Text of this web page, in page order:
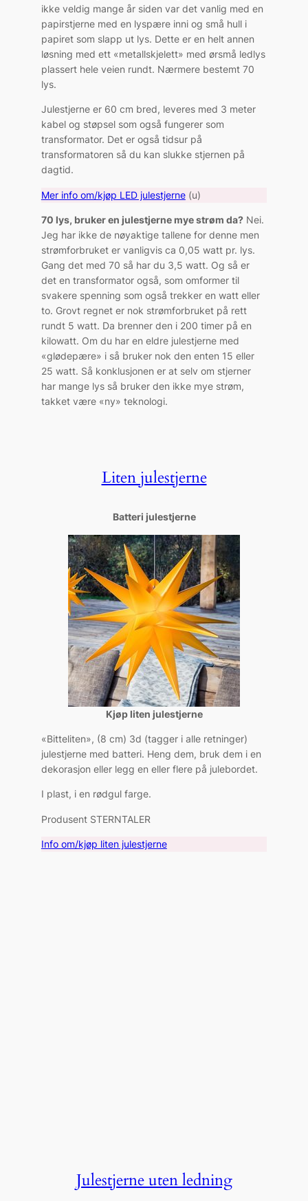
ikke veldig mange år siden var det vanlig med en
papirstjerne med en lyspære inni og små hull i
papiret som slapp ut lys. Dette er en helt annen
løsning med ett «metallskjelett» med ørsmå ledlys
plassert hele veien rundt. Nærmere bestemt 70
lys.
Julestjerne er 60 cm bred, leveres med 3 meter
kabel og støpsel som også fungerer som
transformator. Det er også tidsur på
transformatoren så du kan slukke stjernen på
dagtid.
Mer info om/kjøp LED julestjerne(u)
70 lys, bruker en julestjerne mye strøm da?Nei.
Jeg har ikke de nøyaktige tallene for denne men
strømforbruket er vanligvis ca 0,05 watt pr. lys.
Gang det med 70 så har du 3,5 watt. Og så er
det en transformator også, som omformer til
svakere spenning som også trekker en watt eller
to. Grovt regnet er nok strømforbruket på rett
rundt 5 watt. Da brenner den i 200 timer på en
kilowatt. Om du har en eldre julestjerne med
«glødepære» i så bruker nok den enten 15 eller
25 watt. Så konklusjonen er at selv om stjerner
har mange lys så bruker den ikke mye strøm,
takket være «ny» teknologi.
Liten julestjerne
Batteri julestjerne
Kjøp liten julestjerne
«Bitteliten», (8 cm) 3d (tagger i alle retninger)
julestjerne med batteri. Heng dem, bruk dem i en
dekorasjon eller legg en eller flere på julebordet.
I plast, i en rødgul farge.
Produsent STERNTALER
Info om/kjøp liten julestjerne
Julestjerne uten ledning